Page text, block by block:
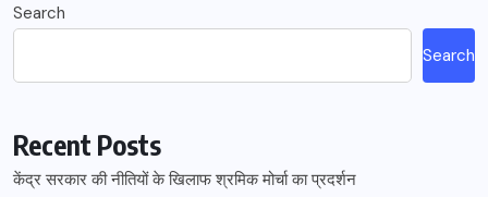
Search
Search
Recent Posts
केंद्र सरकार की नीतियों के खिलाफ श्रमिक मोर्चा का प्रदर्शन